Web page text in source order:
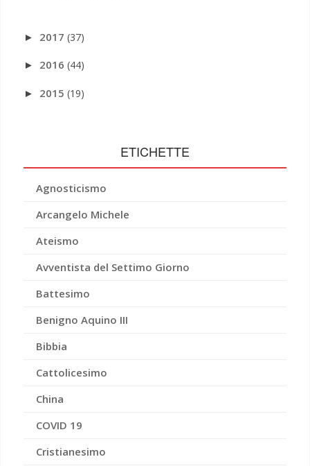
► 2017 (37)
► 2016 (44)
► 2015 (19)
ETICHETTE
Agnosticismo
Arcangelo Michele
Ateismo
Avventista del Settimo Giorno
Battesimo
Benigno Aquino III
Bibbia
Cattolicesimo
China
COVID 19
Cristianesimo